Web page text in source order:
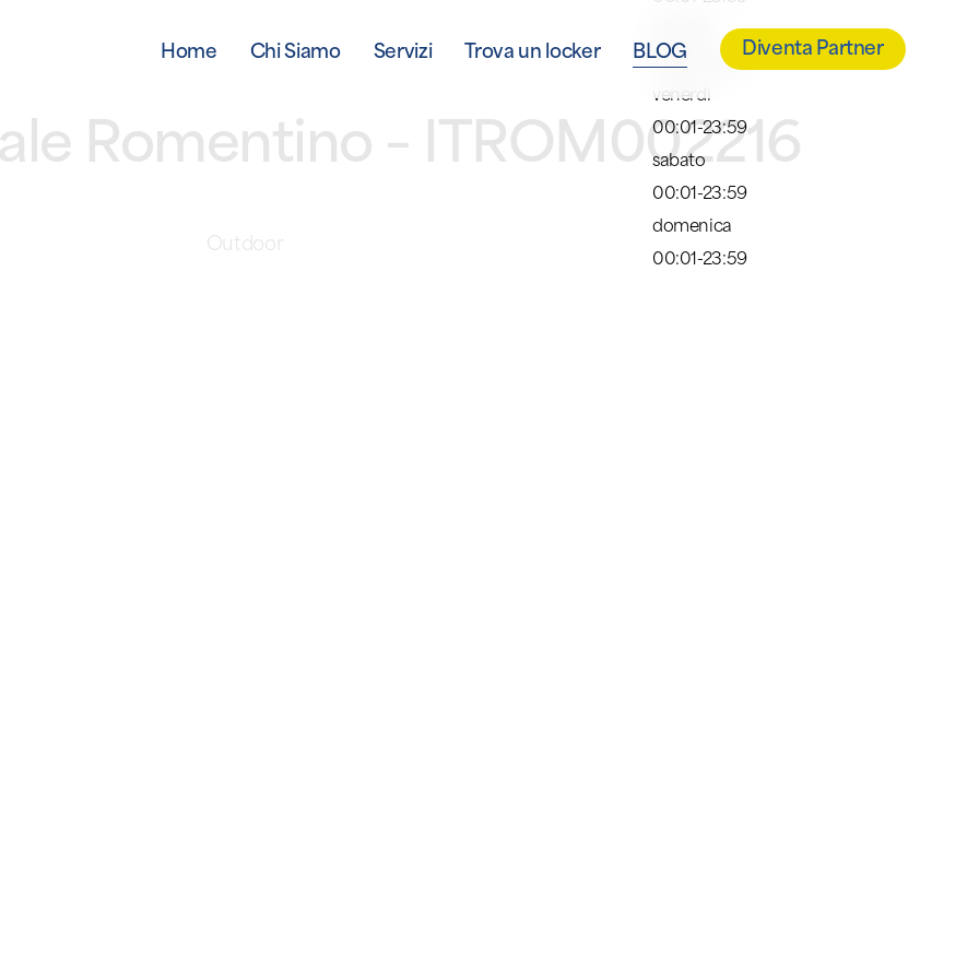
Home Chi Siamo Servizi Trova un locker BLOG Diventa Partner
Romentino – ITROM002216
Outdoor
00:01-23:59
venerdì
00:01-23:59
sabato
00:01-23:59
domenica
00:01-23:59